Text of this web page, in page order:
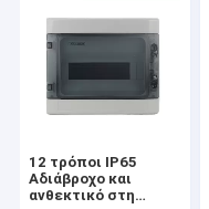
12 τρόποι IP65
Αδιάβροχο και
ανθεκτικό στη